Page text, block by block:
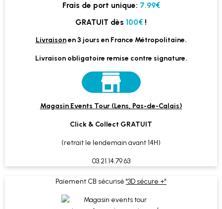
Frais de port unique: 7.99€
GRATUIT dès 100€ !
Livraisonen 3 jours en France Métropolitaine.
Livraison obligatoire remise contre signature.
Magasin Events Tour (Lens, Pas-de-Calais)
Click & Collect GRATUIT
(retrait le lendemain avant 14H)
03.21.14.79.63
Paiement CB sécurisé "3D sécure +"